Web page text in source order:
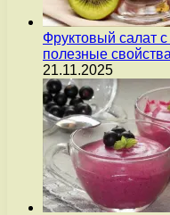
Фруктовый салат
полезные свойства
21.11.2025